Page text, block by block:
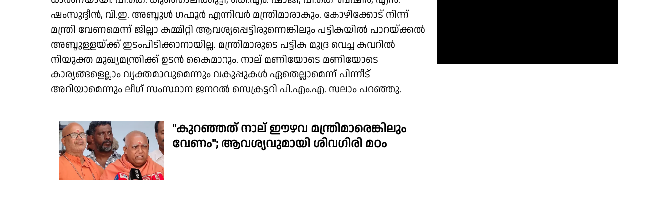
ഷംസുദ്ദീൻ, വി.ഇ. അബ്ദുൾ ഗഫൂർ എന്നിവർ മന്ത്രിമാരാകും. കോഴിക്കോട് നിന്ന്
മന്ത്രി വേണമെന്ന് ജില്ലാ കമ്മിറ്റി ആവശ്യപ്പെട്ടിരുന്നെങ്കിലും പട്ടികയിൽ പാറയ്ക്കൽ
അബ്ദുള്ളയ്ക്ക് ഇടംപിടിക്കാനായില്ല. മന്ത്രിമാരുടെ പട്ടിക മുദ്ര വെച്ച കവറിൽ
നിയുക്ത മുഖ്യമന്ത്രിക്ക് ഉടൻ കൈമാറും. നാല് മണിയോടെ മണിയോടെ
കാര്യങ്ങളെല്ലാം വ്യക്തമാവുമെന്നും വകുപ്പുകൾ ഏതെല്ലാമെന്ന് പിന്നീട്
അറിയാമെന്നും ലീഗ് സംസ്ഥാന ജനറൽ സെക്രട്ടറി പി.എം.എ. സലാം പറഞ്ഞു.
"കുറഞ്ഞത് നാല് ഈഴവ മന്ത്രിമാരെങ്കിലും
വേണം"; ആവശ്യവുമായി ശിവഗിരി മഠം